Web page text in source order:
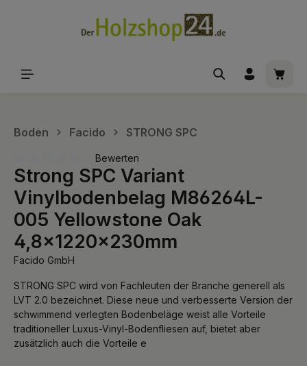
Boden Facido STRONG SPC
Durchschnittliche Bewertung von 0 von 5 Sternen
Bewerten
Strong SPC Variant
Vinylbodenbelag M86264L-
005 Yellowstone Oak
4,8x1220x230mm
Facido GmbH
STRONG SPC wird von Fachleuten der Branche generell als
LVT 2.0 bezeichnet. Diese neue und verbesserte Version der
schwimmend verlegten Bodenbeläge weist alle Vorteile
traditioneller Luxus-Vinyl-Bodenfliesen auf, bietet aber
zusätzlich auch die Vorteile e